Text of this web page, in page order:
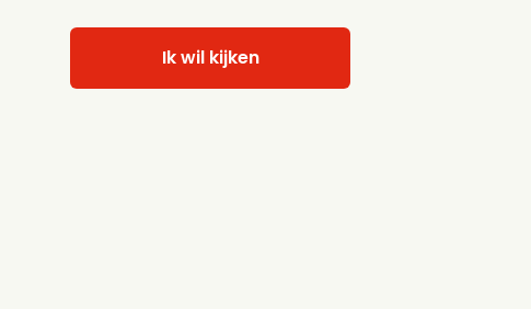
Ik wil kijken